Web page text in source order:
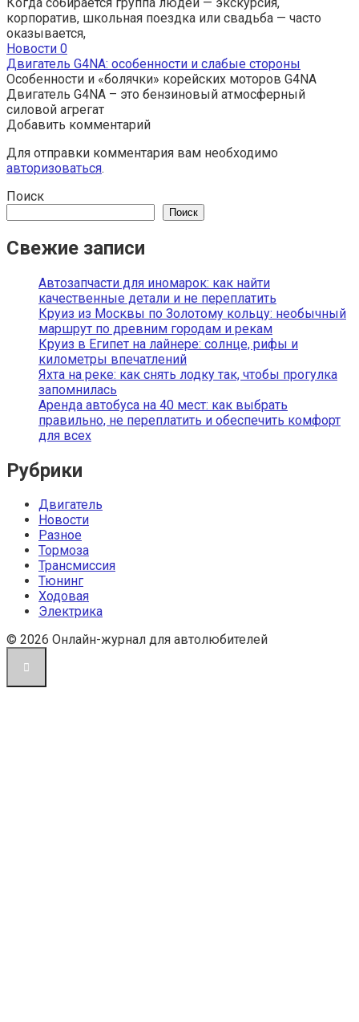
корпоратив, школьная поездка или свадьба — часто
оказывается,
Новости 0
Двигатель G4NA: особенности и слабые стороны
Особенности и «болячки» корейских моторов G4NA
Двигатель G4NA – это бензиновый атмосферный
силовой агрегат
Добавить комментарий
Для отправки комментария вам необходимо
авторизоваться.
Поиск
Поиск
Свежие записи
Автозапчасти для иномарок: как найти
качественные детали и не переплатить
Круиз из Москвы по Золотому кольцу: необычный
маршрут по древним городам и рекам
Круиз в Египет на лайнере: солнце, рифы и
километры впечатлений
Яхта на реке: как снять лодку так, чтобы прогулка
запомнилась
Аренда автобуса на 40 мест: как выбрать
правильно, не переплатить и обеспечить комфорт
для всех
Рубрики
Двигатель
Новости
Разное
Тормоза
Трансмиссия
Тюнинг
Ходовая
Электрика
© 2026 Онлайн-журнал для автолюбителей